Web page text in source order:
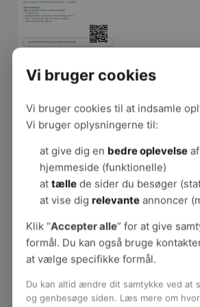
arbejde med
f.eks. danne
Målgruppen er
arbejdspladsen.
skal være
være frivilligt at
Nedenfor kan I
spørgeskema,
ud. I kan også
version her,
computeren.
arbejdsevne og
det et
et enkelt
fokus på
smerter.
start til slut i
Dialog om
guide til
forskel ved at
Vi bruger cookies
Vi bruger cookies til at indsamle
Vi bruger oplysningerne til:
at give dig en bedre oplevelseaf
hjemmeside (funktionelle)
at tællede sider du besøger
at vise dig relevanteannoncer
Klik “Accepter alle” for at give
formål. Du kan også bruge
at vælge specifikke formål.
Du kan altid ændre dit samtykke ved at
og genbesøge siden. Læs mere om